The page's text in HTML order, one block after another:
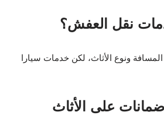
نقل العفش؟
المسافة ونوع الأثاث، لكن خدمات سيارا
على الأثاث